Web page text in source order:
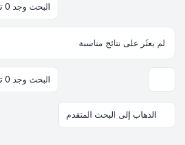
البحث وجد 0 تطابق • صفحة
لم يعثَر على نتائج مناسبة
البحث وجد 0 تطابق • صفحة
الذهاب إلى البحث المتقدم